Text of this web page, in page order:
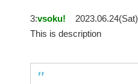
3:vsoku!
2023.06.24(Sat)
This is description